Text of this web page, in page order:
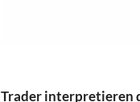
Trader interpretieren